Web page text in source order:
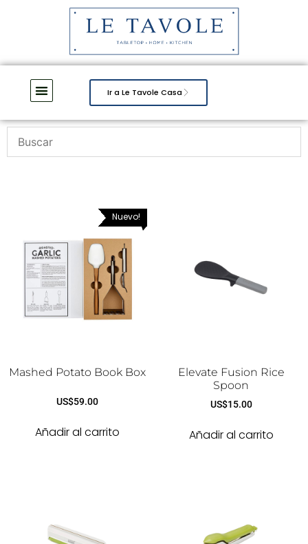
Ir a Le Tavole Casa
Nuevo!
Mashed Potato Book Box
US$59.00
Añadir al carrito
Elevate Fusion Rice
Spoon
US$15.00
Añadir al carrito